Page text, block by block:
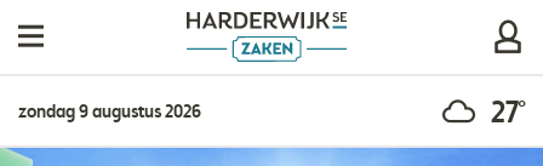
zondag 9 augustus 2026 27°